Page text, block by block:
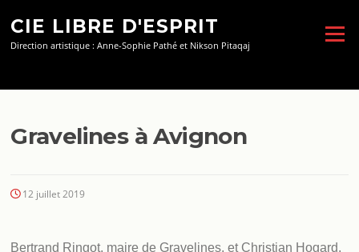
contenu
CIE LIBRE D'ESPRIT
Direction artistique : Anne-Sophie Pathé et Nikson Pitaqaj
Menu
Gravelines à Avignon
12 juillet 2019
Bertrand Ringot, maire de Gravelines, et Christian Hogard,